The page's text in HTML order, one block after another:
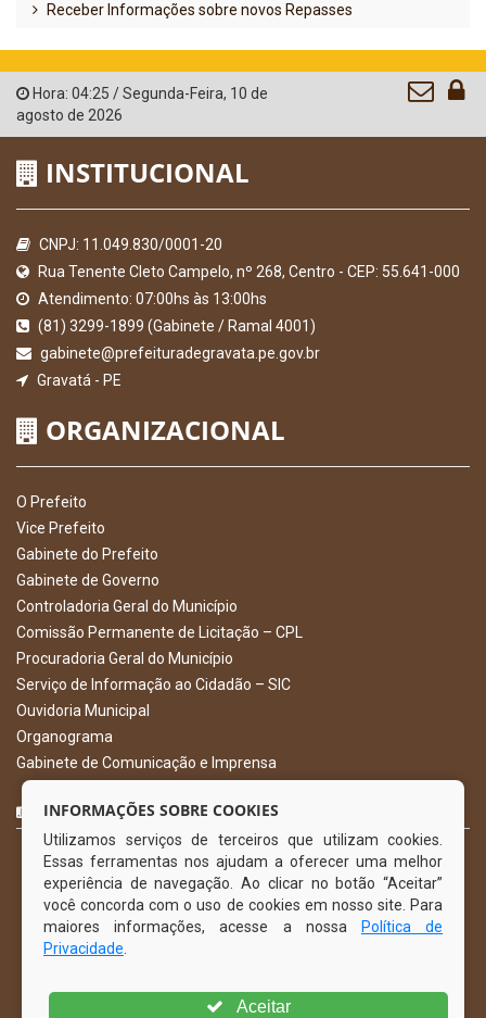
Receber Informações sobre novos Repasses
Hora: 04:25 /Segunda-Feira, 10 de
agosto de 2026
INSTITUCIONAL
CNPJ: 11.049.830/0001-20
Rua Tenente Cleto Campelo, nº 268, Centro - CEP: 55.641-000
Atendimento: 07:00hs às 13:00hs
(81) 3299-1899 (Gabinete / Ramal 4001)
gabinete@prefeituradegravata.pe.gov.br
Gravatá - PE
ORGANIZACIONAL
O Prefeito
Vice Prefeito
Gabinete do Prefeito
Gabinete de Governo
Controladoria Geral do Município
Comissão Permanente de Licitação – CPL
Procuradoria Geral do Município
Serviço de Informação ao Cidadão – SIC
Ouvidoria Municipal
Organograma
Gabinete de Comunicação e Imprensa
CURTA NOSSA FAN PAGE
INFORMAÇÕES SOBRE COOKIES
Utilizamos serviços de terceiros que utilizam cookies.
Essas ferramentas nos ajudam a oferecer uma melhor
experiência de navegação. Ao clicar no botão “Aceitar”
você concorda com o uso de cookies em nosso site. Para
maiores informações, acesse a nossa
Política de
Privacidade
Aceitar